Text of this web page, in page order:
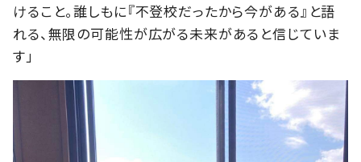
けること。誰しもに『不登校だったから今がある』と語
れる、無限の可能性が広がる未来があると信じていま
す」